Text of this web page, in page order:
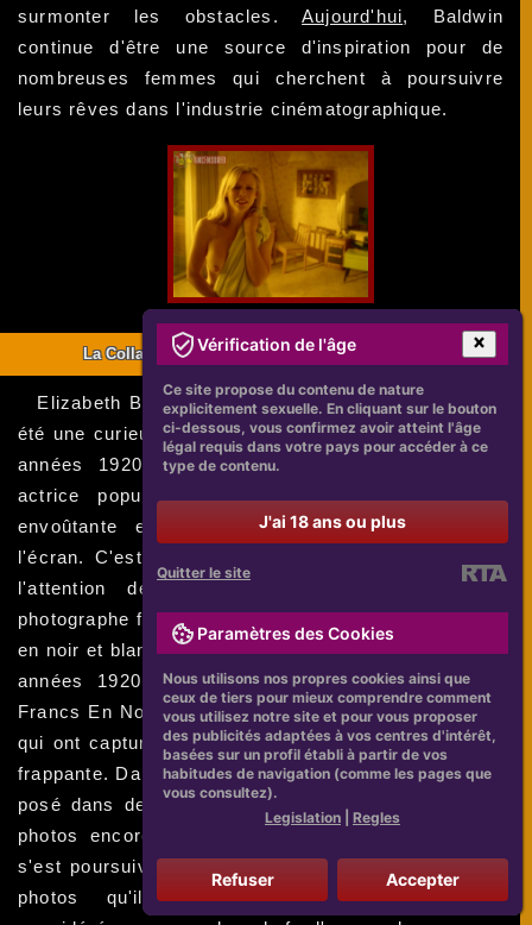
surmonter les obstacles.Aujourd'hui, Baldwin
continue d'être une source d'inspiration pour de
nombreuses femmes qui cherchent à poursuivre
leurs rêves dans l'industrie cinématographique.
La Collaboration De Baldwin Avec Francs En Noir Et Blanc
Elizabeth Baldwin avec Francs En Noir Et Blanc a
été une curieuse aventure qui a commencé dans les
années 1920. Baldwin, qui était à l'époque une
actrice populaire, était connue pour sa beauté
envoûtante et ses performances dramatiques à
l'écran. C'est précisément cette beauté qui a attiré
l'attention de Francs En Noir Et Blanc, un
photographe français renommé pour son style unique
en noir et blanc. Leurs premières ont eu lieu dans les
années 1920, où Elizabeth Baldwin a posé pour
Francs En Noir Et Blanc dans des séances de photo
qui ont capturé sa beauté et sa féminité de manière
frappante. Dans plusieurs de ces séances, Baldwin a
posé dans des sous-vêtements, ce qui a rendu les
photos encore plus captivantes. Leur collaboration
s'est poursuivie pendant plusieurs décennies, et les
photos qu'ils ont produites ensemble sont
Vérification de l'âge
Ce site propose du contenu de nature
explicitement sexuelle. En cliquant sur le bouton
ci-dessous, vous confirmez avoir atteint l'âge
légal requis dans votre pays pour accéder à ce
type de contenu.
J'ai 18 ans ou plus
Quitter le site
Paramètres des Cookies
Nous utilisons nos propres cookies ainsi que
ceux de tiers pour mieux comprendre comment
vous utilisez notre site et pour vous proposer
des publicités adaptées à vos centres d'intérêt,
basées sur un profil établi à partir de vos
habitudes de navigation (comme les pages que
vous consultez).
Legislation
Regles
Refuser Accepter